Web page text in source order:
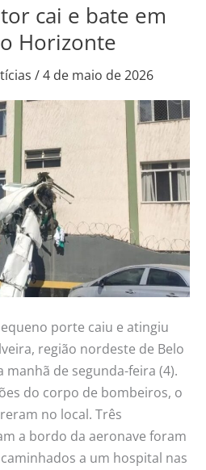
cai e bate em
Horizonte
/4 de maio de 2026
porte caiu e atingiu
região nordeste de Belo
de segunda-feira (4).
do corpo de bombeiros, o
no local. Três
a bordo da aeronave foram
a um hospital nas